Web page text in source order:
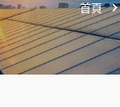
首頁